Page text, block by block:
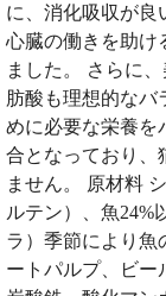
に、消化吸収が良
心臓の働きを助け
ました。 さらに
肪酸も理想的なバ
めに必要な栄養を
合となっており、
ません。 原材料
ルテン）、魚24%
ラ）季節により魚
ートパルプ、ビー